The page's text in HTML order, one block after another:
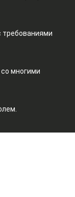
требованиями
многими